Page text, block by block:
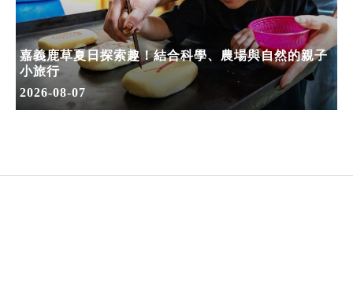
嘉義鹿草夏日探索趣！結合科學、農場與自然的親子
小旅行
2026-08-07